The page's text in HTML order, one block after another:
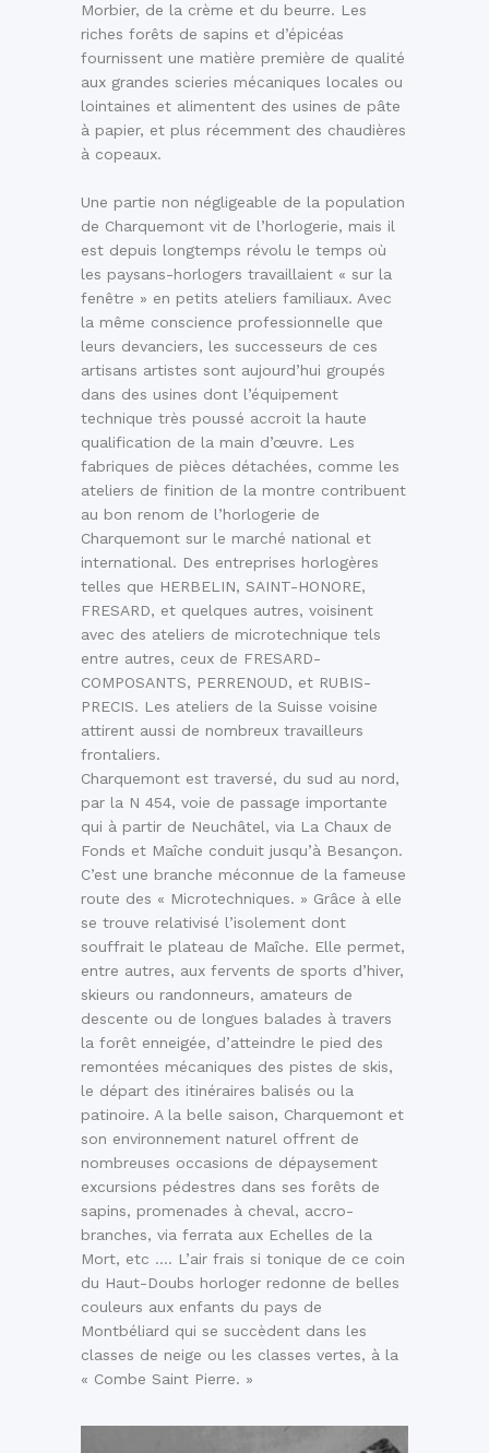
Morbier, de la crème et du beurre. Les
riches forêts de sapins et d’épicéas
fournissent une matière première de qualité
aux grandes scieries mécaniques locales ou
lointaines et alimentent des usines de pâte
à papier, et plus récemment des chaudières
à copeaux.
Une partie non négligeable de la population
de Charquemont vit de l’horlogerie, mais il
est depuis longtemps révolu le temps où
les paysans-horlogers travaillaient « sur la
fenêtre » en petits ateliers familiaux. Avec
la même conscience professionnelle que
leurs devanciers, les successeurs de ces
artisans artistes sont aujourd’hui groupés
dans des usines dont l’équipement
technique très poussé accroit la haute
qualification de la main d’œuvre. Les
fabriques de pièces détachées, comme les
ateliers de finition de la montre contribuent
au bon renom de l’horlogerie de
Charquemont sur le marché national et
international. Des entreprises horlogères
telles que HERBELIN, SAINT-HONORE,
FRESARD, et quelques autres, voisinent
avec des ateliers de microtechnique tels
entre autres, ceux de FRESARD-
COMPOSANTS, PERRENOUD, et RUBIS-
PRECIS. Les ateliers de la Suisse voisine
attirent aussi de nombreux travailleurs
frontaliers.
Charquemont est traversé, du sud au nord,
par la N 454, voie de passage importante
qui à partir de Neuchâtel, via La Chaux de
Fonds et Maîche conduit jusqu’à Besançon.
C’est une branche méconnue de la fameuse
route des « Microtechniques. » Grâce à elle
se trouve relativisé l’isolement dont
souffrait le plateau de Maîche. Elle permet,
entre autres, aux fervents de sports d’hiver,
skieurs ou randonneurs, amateurs de
descente ou de longues balades à travers
la forêt enneigée, d’atteindre le pied des
remontées mécaniques des pistes de skis,
le départ des itinéraires balisés ou la
patinoire. A la belle saison, Charquemont et
son environnement naturel offrent de
nombreuses occasions de dépaysement
excursions pédestres dans ses forêts de
sapins, promenades à cheval, accro-
branches, via ferrata aux Echelles de la
Mort, etc …. L’air frais si tonique de ce coin
du Haut-Doubs horloger redonne de belles
couleurs aux enfants du pays de
Montbéliard qui se succèdent dans les
classes de neige ou les classes vertes, à la
« Combe Saint Pierre. »